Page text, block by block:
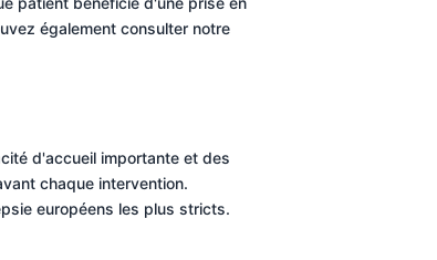
également consulter notre
d'accueil importante et des
chaque intervention.
européens les plus stricts.